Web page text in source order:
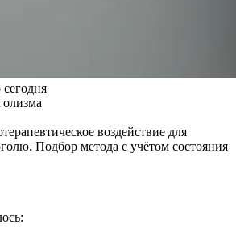
воздействие для
Подбор метода с учётом состояния